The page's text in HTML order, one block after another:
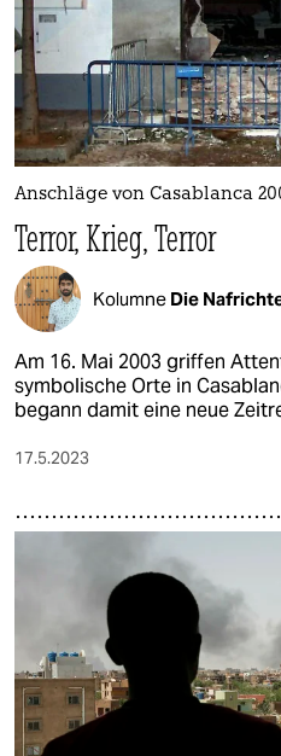
Anschläge von Casablanca
Terror, Krieg, Terror
Kolumne Die
Am 16. Mai 2003 griffen
symbolische Orte in
begann damit eine neue
17.5.2023